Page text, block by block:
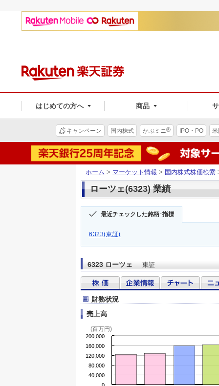
はじめての方へ 商品
キャンペーン 国内株式 かぶミニ® IPO・PO
ホーム > マーケット情報 > 国内株式株価検索
ローツェ(6323) 業績
最近チェックした銘柄･指標
6323(東証)
6323 ローツェ 東証